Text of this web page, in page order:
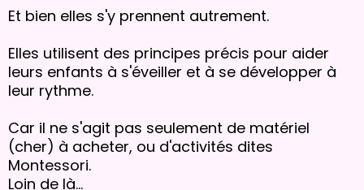
Et bien elles s'y prennent autrement.
Elles utilisent des principes précis pour aider
leurs enfants à s'éveiller et à se développer à
leur rythme.
Car il ne s'agit pas seulement de matériel
(cher) à acheter, ou d'activités dites
Montessori.
Loin de là...